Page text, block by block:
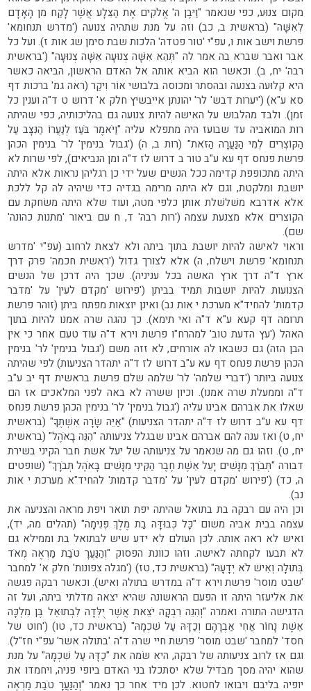
מקום צנוּע, כפי שנאמר "וַיִּבֶן ה' אֱלֹקִים אֶת הַצֵּלָע אֲשֶׁר לָקַח מִן הָאָדָם
לְאִשָּׁה" (בראשית ב, כב) וזה על מנת שתהיה צנועה ('מדרש תנחומא'
פרשת וישב אות ו, עפ"י 'טור פטדה' הלכות שבת סימן שג אות ז). ועל כל
אבר ואבר שברא בה אמר לה "תְּהֵא אִשָּׁה צְנוּעָה אִשָּׁה צְנוּעָה" ('בראשית
רבה' יח, ב). וכאשר הוא הביא אותה אל האדם הראשון, הביאה כאשר
היא קלוּעה בצנעה ובהסתר ומכוסה בלבושי אוֹר וִיקַר (ראה גמ' ברכות דף
סא ע"א) ('יערות דבש' לר' יהונתן אייבשיץ חלק א' דרוש ט ד"ה וענין כל
זמן). ולבד מהלבוש על האישה להיות צנועה גם בהליכותיה, כפי שהיתה
רות המואביה עד שבועז היה מתפלא עליה "וַיֹּאמֶר בֹּעַז לְנַעֲרוֹ הַנִּצָּב עַל
הַקּוֹצְרִים לְמִי הַנַּעֲרָה הַזֹּאת" (רות ב, ה) ('גבול בנימין' לר' בנימין הכהן
פרשת פנחס דף עא ע"ב טור ב דרוש לז ד"ה ומן הנביאים), לפי שרות לא
היתה מתכופפת קדימה ככל הנשים שעל ידי כן רגליהן נראות אלא היתה
יושבת ומלקטת, וגם לא היתה מרימה בגדיה כדי שיהיה לה קל ללכת
אלא אדרבא משׁלשׁלת אותן כלפי מטה, ועוד שלא היתה משׂחקת עם
הקוצרים אלא מצנעת עצמה ('רות רבה' ד, ח עם ביאור 'מתנות כהונה'
שם).
וראוי לאישה להיות יושבת בתוך ביתה ולא לצאת לרחוב (עפ"י 'מדרש
תנחומא' פרשת וישלח, ה) אלא לצורך גדול ('ראשית חכמה' פרק דרך
ארץ ד"ה דרך ארץ האשה בכל עניניה). שכך היה דרכן של הנשים
הצנועות להיות יושבות תמיד בביתן ('פירוש 'מקדם לעין' על 'מדבר
קדמות' להחיד"א מערכת י אות נב) ואינן יוצאות מפתח ביתן (זוהר פרשת
תרומה דף קעא ע"א ד"ה ואי תימא). כך נהגה שרה אמנו להיות בתוך
האהל ('עץ הדעת טוב' למהרח"ו פרשת וירא ד"ה עוד טעם אחר כי אין
הבן הזה) גם כשבאו לה אורחים, לא זזה משם ('גבול בנימין' לר' בנימין
הכהן פרשת פנחס דף עא ע"ב דרוש לז ד"ה יתהדר הצניעות) לפי שהיתה
צנועה ביותר ('דברי שלמה' לר' שלמה שלם פרשת בראשית דף יב ע"ב
ד"ה וממעלת שרה אמנו). וכיון ששרה לא באה לפני המלאכים אז הם
שאלו את אברהם אבינו עליה ('גבול בנימין' לר' בנימין הכהן פרשת פנחס
דף עא ע"ב דרוש לז ד"ה יתהדר הצניעות) "אַיֵּה שָׂרָה אִשְׁתֶּךָ" (בראשית
יח, ט) ואז ענה להם אברהם אבינו שבגלל צניעותה "הִנֵּה בָאֹהֶל" (בראשית
יח, ט). וזהו גם מה שנאמר על צניעותה של יעל אשת חבר הקיני בשירת
דבורה "תְּבֹרַךְ מִנָּשִׁים יָעֵל אֵשֶׁת חֶבֶר הַקֵּינִי מִנָּשִׁים בָּאֹהֶל תְּבֹרָךְ" (שופטים
ה, כד) ('פירוש 'מקדם לעין' על 'מדבר קדמות' להחיד"א מערכת י אות
נב).
וכן היה עם רבקה בת בתואל שהיתה יפת תואר ויפת מראה והצניעה את
עצמה בבית אביה משום "כָּל כְּבוּדָּה בַת מֶלֶךְ פְּנִימָה" (תהלים מה, יד),
ואיש לא ראה אותה. לכן העולם לא ידע שיש לבתואל בת וממילא גם
לא תבעו לקחתה לאישה. וזהו כוונת הפסוק "וְהַנַּעֲרָ טֹבַת מַרְאֶה מְאֹד
בְּתוּלָה וְאִישׁ לֹא יְדָעָהּ" (בראשית כד, טז) ('מגלה צפונות' חלק א' למחבר
'שבט מוסר' פרשת וירא ד"ה במדרש בתולה ואיש). וכאשר רבקה פגשה
את אליעזר היתה זו הפעם הראשונה שהיא יצאה מדלתי ביתה, ועל זה
הדגישה התורה ואמרה "וְהִנֵּה רִבְקָה יֹצֵאת אֲשֶׁר יֻלְּדָה לִבְתוּאֵל בֶּן מִלְכָּה
אֵשֶׁת נָחוֹר אֲחִי אַבְרָהָם וְכַדָּהּ עַל שִׁכְמָהּ" (בראשית כד, טו) ('חוט של
חסד' למחבר 'שבט מוסר' פרשת חיי שרה ד"ה 'בתולה אשר' עפ"י חז"ל).
וגם אז לרוב צניעותה של רבקה, היא שׂמה את "כַדָּהּ עַל שִׁכְמָהּ" על מנת
שהוא יהיה מסך מבדיל שלא יסתכלו בני האדם ביופי פניה, ויחמדו את
יופיה בליבם ויבואו לחטוא. לכן מיד אחר כך נאמר "וְהַנַּעֲרָ טֹבַת מַרְאֶה